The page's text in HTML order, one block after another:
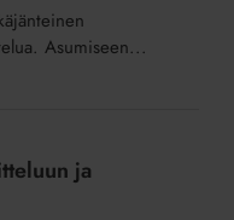
Asumiseen...
ja